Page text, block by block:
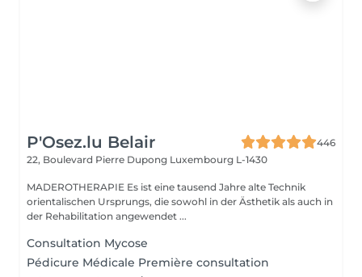
P'Osez.lu Belair
446
22, Boulevard Pierre Dupong Luxembourg L-1430
MADEROTHERAPIE Es ist eine tausend Jahre alte Technik
orientalischen Ursprungs, die sowohl in der Ästhetik als auch in
der Rehabilitation angewendet ...
Consultation Mycose
Pédicure Médicale Première consultation